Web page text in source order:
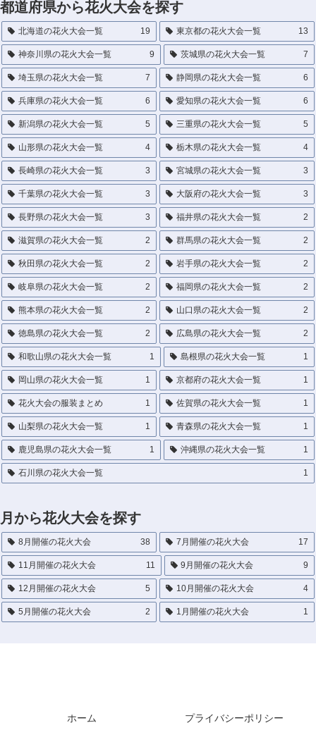
都道府県から花火大会を探す
北海道の花火大会一覧 19 東京都の花火大会一覧 13
神奈川県の花火大会一覧 9 茨城県の花火大会一覧 7
埼玉県の花火大会一覧 7 静岡県の花火大会一覧 6
兵庫県の花火大会一覧 6 愛知県の花火大会一覧 6
新潟県の花火大会一覧 5 三重県の花火大会一覧 5
山形県の花火大会一覧 4 栃木県の花火大会一覧 4
長崎県の花火大会一覧 3 宮城県の花火大会一覧 3
千葉県の花火大会一覧 3 大阪府の花火大会一覧 3
長野県の花火大会一覧 3 福井県の花火大会一覧 2
滋賀県の花火大会一覧 2 群馬県の花火大会一覧 2
秋田県の花火大会一覧 2 岩手県の花火大会一覧 2
岐阜県の花火大会一覧 2 福岡県の花火大会一覧 2
熊本県の花火大会一覧 2 山口県の花火大会一覧 2
徳島県の花火大会一覧 2 広島県の花火大会一覧 2
和歌山県の花火大会一覧 1 島根県の花火大会一覧 1
岡山県の花火大会一覧 1 京都府の花火大会一覧 1
花火大会の服装まとめ 1 佐賀県の花火大会一覧 1
山梨県の花火大会一覧 1 青森県の花火大会一覧 1
鹿児島県の花火大会一覧 1 沖縄県の花火大会一覧 1
石川県の花火大会一覧 1
月から花火大会を探す
8月開催の花火大会 38 7月開催の花火大会 17
11月開催の花火大会 11 9月開催の花火大会 9
12月開催の花火大会 5 10月開催の花火大会 4
5月開催の花火大会 2 1月開催の花火大会 1
ホーム プライバシーポリシー